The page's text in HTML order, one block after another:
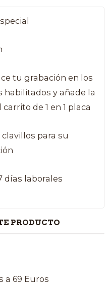
tu grabación en los
habilitados y añade la
carrito de 1 en 1 placa
para su
días laborales
PRODUCTO
a 69 Euros